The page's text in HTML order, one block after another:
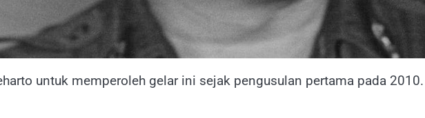
untuk memperoleh gelar ini sejak pengusulan pertama pada 2010.